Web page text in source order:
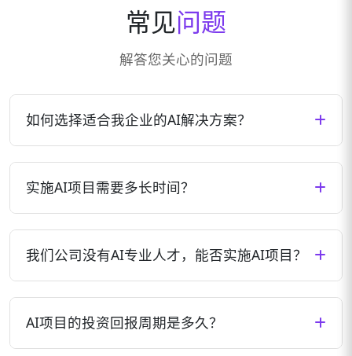
常见问题
解答您关心的问题
如何选择适合我企业的AI解决方案？
可以通过预约咨询，与我们的专家团队深入交流，共
同确定最佳方案。
实施AI项目需要多长时间？
个月，中型项目3-6个月，大型复杂项目可能需要6-12
个月。我们会在项目启动前提供详细的时间规划。
我们公司没有AI专业人才，能否实施AI项目？
们的团队会负责技术实施，同时培训您的团队掌握必
要的操作和维护技能。
AI项目的投资回报周期是多久？